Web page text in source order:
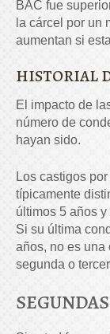
BAC fue
la cárcel por un
aumentan si
HISTORIAL
El impacto de
número de
hayan sido.
Los castigos
típicamente
últimos 5 años
Si su última
años, no es una
segunda o